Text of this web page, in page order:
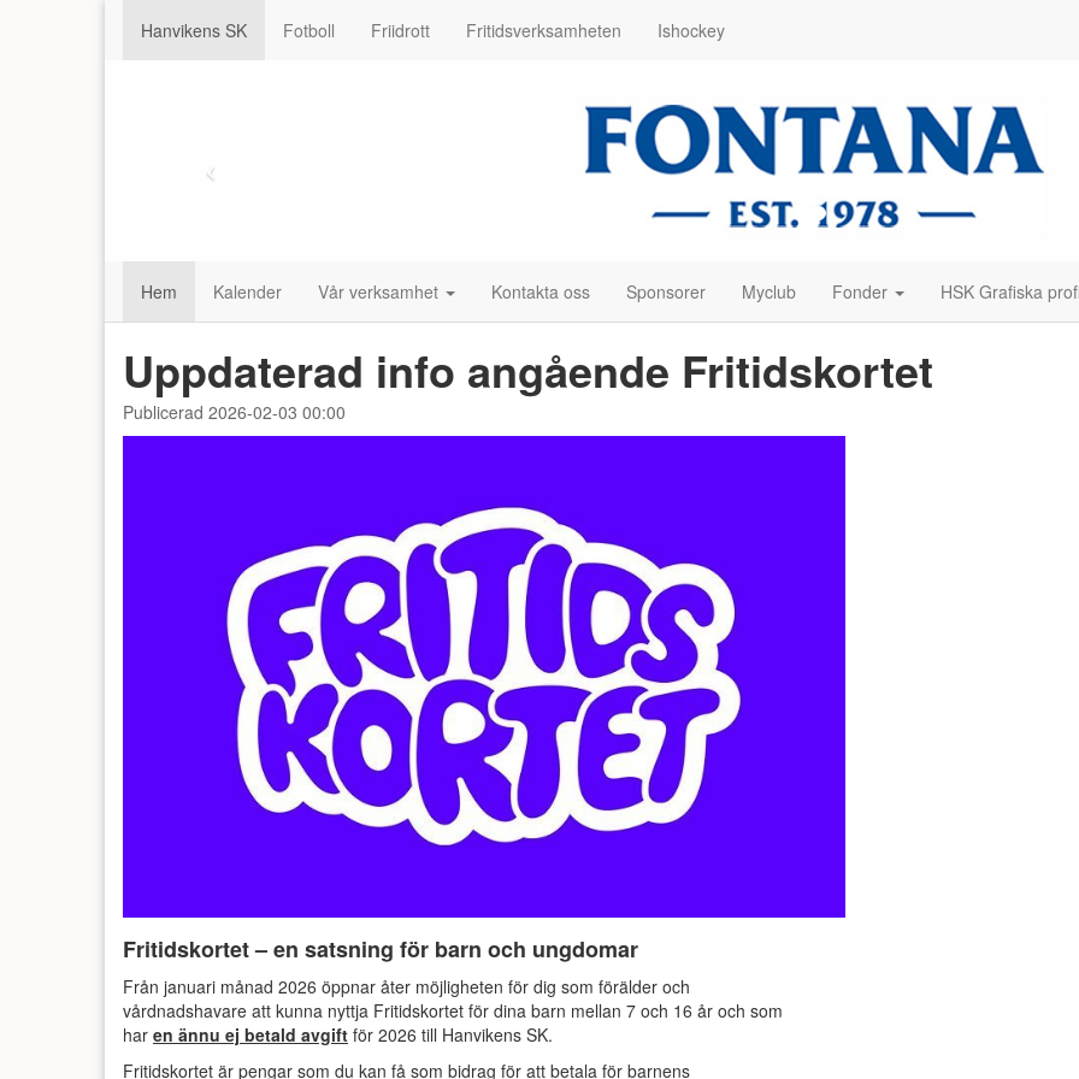
Hanvikens SK Fotboll Friidrott Fritidsverksamheten Ishockey
Hem Kalender Vår verksamhet Kontakta oss Sponsorer Myclub Fonder HSK Grafiska
Uppdaterad info angående Fritidskortet
Publicerad 2026-02-03 00:00
​Fritidskortet – en satsning för barn och ungdomar
Från januari månad 2026 öppnar åter möjligheten för dig som förälder och
vårdnadshavare att kunna nyttja Fritidskortet för dina barn mellan 7 och 16 år och som
har en ännu ej betald avgift för 2026 till Hanvikens SK.
Fritidskortet är pengar som du kan få som bidrag för att betala för barnens